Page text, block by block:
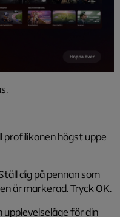
profilikonen högst uppe
dig på pennan som
är markerad. Tryck OK.
upplevelseläge för din